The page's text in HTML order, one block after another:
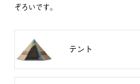
ぞろいです。
テント